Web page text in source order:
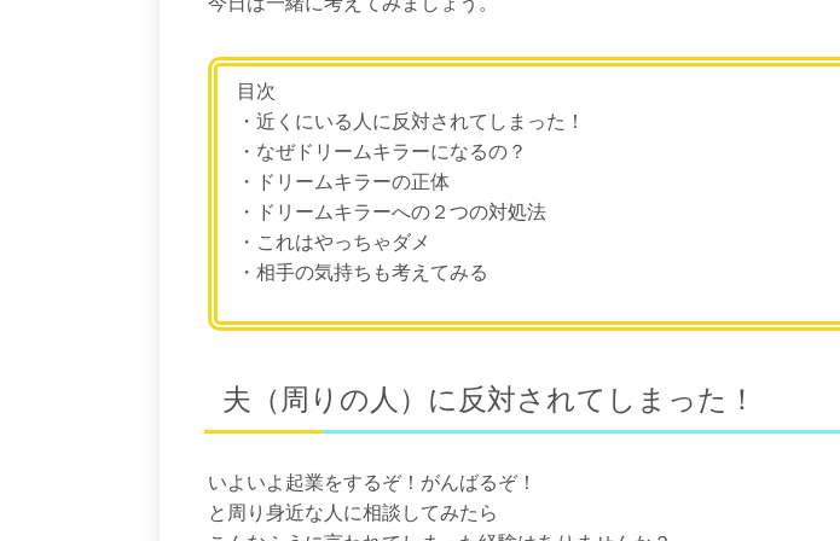
目次
・近くにいる人に反対されてしまった！
・なぜドリームキラーになるの？
・ドリームキラーの正体
・ドリームキラーへの２つの対処法
・これはやっちゃダメ
・相手の気持ちも考えてみる
夫（周りの人）に反対されてしまった！
いよいよ起業をするぞ！がんばるぞ！
と周り身近な人に相談してみたら